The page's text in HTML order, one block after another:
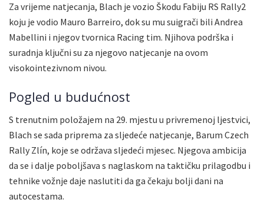
Za vrijeme natjecanja, Blach je vozio Škodu Fabiju RS Rally2
koju je vodio Mauro Barreiro, dok su mu suigrači bili Andrea
Mabellini i njegov tvornica Racing tim. Njihova podrška i
suradnja ključni su za njegovo natjecanje na ovom
visokointezivnom nivou.
Pogled u budućnost
S trenutnim položajem na 29. mjestu u privremenoj ljestvici,
Blach se sada priprema za sljedeće natjecanje, Barum Czech
Rally Zlín, koje se održava sljedeći mjesec. Njegova ambicija
da se i dalje poboljšava s naglaskom na taktičku prilagodbu i
tehnike vožnje daje naslutiti da ga čekaju bolji dani na
autocestama.